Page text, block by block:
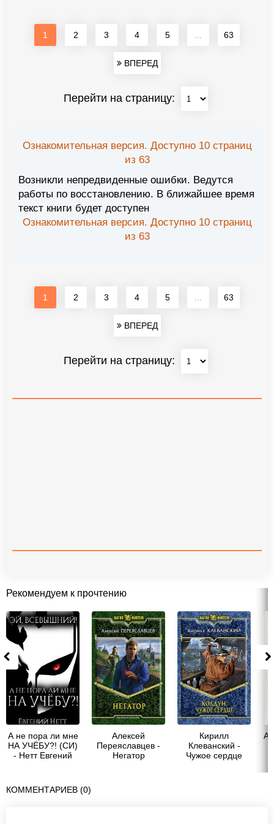
1 2 3 4 5 63
ВПЕРЕД
Перейти на страницу:
Ознакомительная версия. Доступно 10 страниц
из 63
Возникли непредвиденные ошибки. Ведутся
работы по восстановлению. В ближайшее время
текст книги будет доступен
Ознакомительная версия. Доступно 10 страниц
из 63
1 2 3 4 5 63
ВПЕРЕД
Перейти на страницу:
Рекомендуем к прочтению
А не пора ли мне
НА УЧЁБУ?! (СИ)
- Нетт Евгений
Алексей
Переяславцев -
Негатор
Кирилл
Клеванский -
Чужое сердце
КОММЕНТАРИЕВ (0)